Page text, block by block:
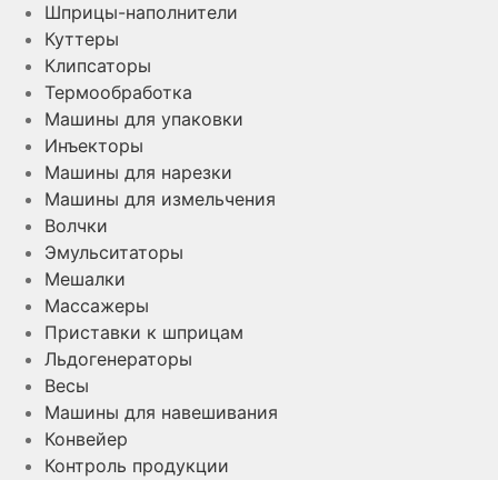
Шприцы-наполнители
Куттеры
Клипсаторы
Термообработка
Машины для упаковки
Инъекторы
Машины для нарезки
Машины для измельчения
Волчки
Эмульситаторы
Мешалки
Массажеры
Приставки к шприцам
Льдогенераторы
Весы
Машины для навешивания
Конвейер
Контроль продукции